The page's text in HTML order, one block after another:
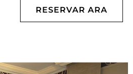
RESERVAR ARA